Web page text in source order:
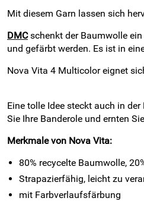
Mit diesem Garn lassen sich
DMCschenkt der Baumwolle ein
und gefärbt werden. Es ist in
Nova Vita 4 Multicolor eignet
Eine tolle Idee steckt auch in
Sie Ihre Banderole und ernten
Merkmale von Nova Vita:
80% recycelte Baumwolle,
Strapazierfähig, leicht zu
mit Farbverlaufsfärbung